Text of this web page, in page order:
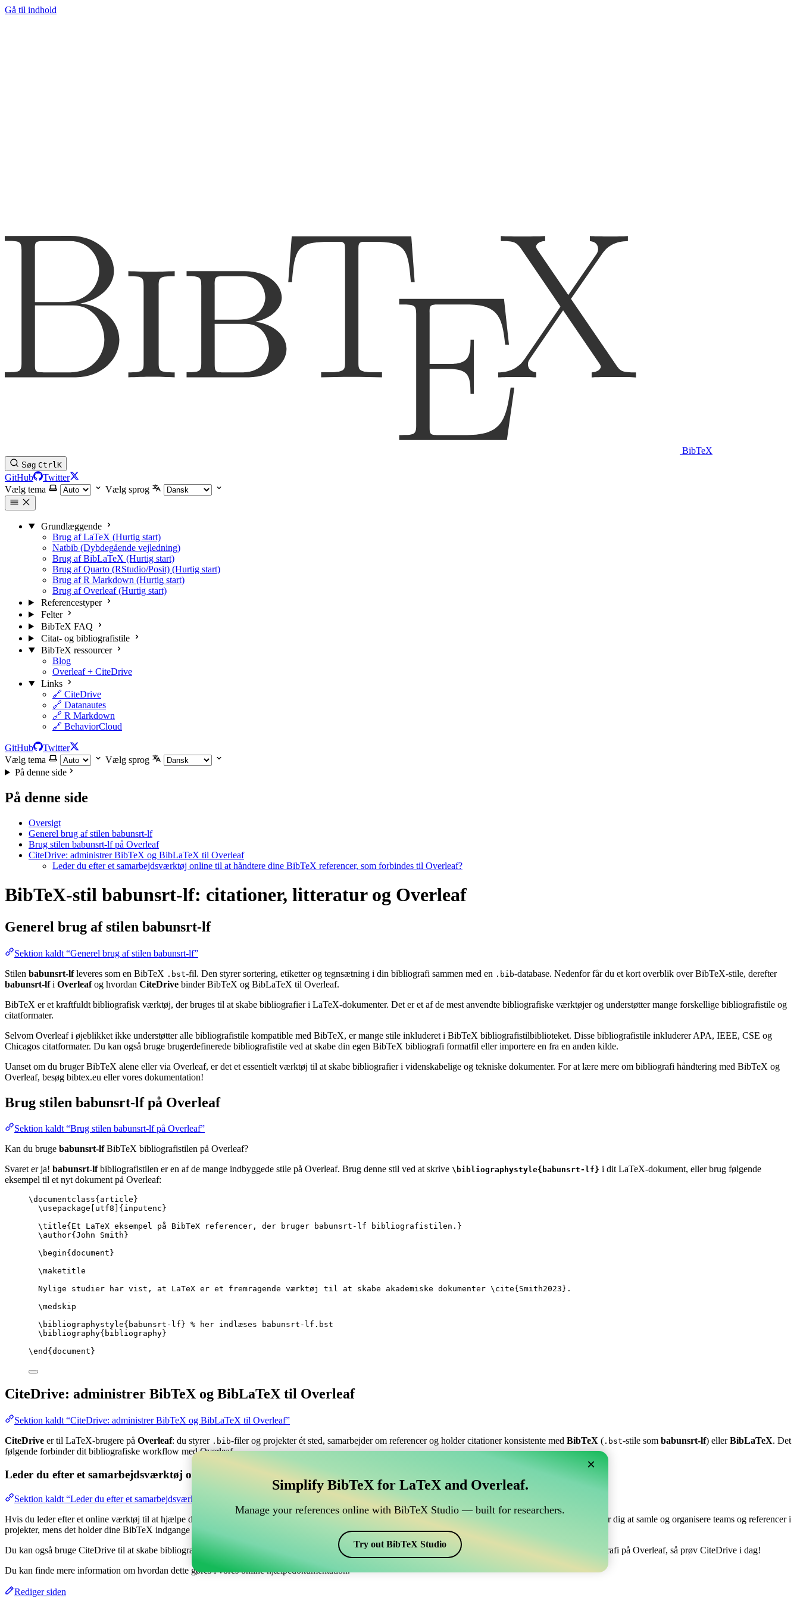
Gå til indhold
BibTeX
Søg CtrlK
GitHub
Twitter
Vælg tema
Vælg sprog
Grundlæggende
Brug af LaTeX (Hurtig start)
Natbib (Dybdegående vejledning)
Brug af BibLaTeX (Hurtig start)
Brug af Quarto (RStudio/Posit) (Hurtig start)
Brug af R Markdown (Hurtig start)
Brug af Overleaf (Hurtig start)
Referencestyper
Felter
BibTeX FAQ
Citat- og bibliografistile
BibTeX ressourcer
Blog
Overleaf + CiteDrive
Links
🔗 CiteDrive
🔗 Datanautes
🔗 R Markdown
🔗 BehaviorCloud
GitHub
Twitter
Vælg tema
Vælg sprog
På denne side
På denne side
Oversigt
Generel brug af stilen babunsrt-lf
Brug stilen babunsrt-lf på Overleaf
CiteDrive: administrer BibTeX og BibLaTeX til Overleaf
Leder du efter et samarbejdsværktøj online til at håndtere dine BibTeX referencer, som forbindes til Overleaf?
BibTeX-stil babunsrt-lf: citationer, litteratur og Overleaf
Generel brug af stilen babunsrt-lf
Sektion kaldt “Generel brug af stilen babunsrt-lf”
Stilen babunsrt-lfleveres som en BibTeX .bst-fil. Den styrer sortering, etiketter og tegnsætning i din bibliografi sammen med en .bib-database. Nedenfor får du et kort overblik over BibTeX-stile, derefter
babunsrt-lfi Overleafog hvordan CiteDrive binder BibTeX og BibLaTeX til Overleaf.
BibTeX er et kraftfuldt bibliografisk værktøj, der bruges til at skabe bibliografier i LaTeX-dokumenter. Det er et af de mest anvendte bibliografiske værktøjer og understøtter mange forskellige bibliografistile og
citatformater.
Selvom Overleaf i øjeblikket ikke understøtter alle bibliografistile kompatible med BibTeX, er mange stile inkluderet i BibTeX bibliografistilbiblioteket. Disse bibliografistile inkluderer APA, IEEE, CSE og
Chicagos citatformater. Du kan også bruge brugerdefinerede bibliografistile ved at skabe din egen BibTeX bibliografi formatfil eller importere en fra en anden kilde.
Uanset om du bruger BibTeX alene eller via Overleaf, er det et essentielt værktøj til at skabe bibliografier i videnskabelige og tekniske dokumenter. For at lære mere om bibliografi håndtering med BibTeX og
Overleaf, besøg bibtex.eu eller vores dokumentation!
Brug stilen babunsrt-lfpå Overleaf
Sektion kaldt “Brug stilen babunsrt-lf på Overleaf”
Kan du bruge babunsrt-lfBibTeX bibliografistilen på Overleaf?
Svaret er ja! babunsrt-lfbibliografistilen er en af de mange indbyggede stile på Overleaf. Brug denne stil ved at skrive \bibliographystyle{babunsrt-lf} i dit LaTeX-dokument, eller brug følgende
eksempel til et nyt dokument på Overleaf:
\documentclass{ article }
\usepackage
utf8 ]{ inputenc }
\title{Et LaTeX eksempel på BibTeX referencer, der bruger babunsrt-lf bibliografistilen.}
\author{John Smith}
\begin{ document }
\maketitle
Nylige studier har vist, at LaTeX er et fremragende værktøj til at skabe akademiske dokumenter \cite{ Smith2023 }.
\medskip
\bibliographystyle{babunsrt-lf} % her indlæses babunsrt-lf.bst
\bibliography{bibliography}
\end { document }
CiteDrive: administrer BibTeX og BibLaTeX til Overleaf
Sektion kaldt “CiteDrive: administrer BibTeX og BibLaTeX til Overleaf”
CiteDrive er til LaTeX-brugere på Overleaf: du styrer .bib-filer og projekter ét sted, samarbejder om referencer og holder citationer konsistente med BibTeX ( .bst-stile som babunsrt-lf) ellerBibLaTeX. Det
følgende forbinder dit bibliografiske workflow med Overleaf.
Leder du efter et samarbejdsværktøj online til at håndtere dine BibTeX referencer, som forbindes til Overleaf?
Sektion kaldt “Leder du efter et samarbejdsværktøj online til at håndtere dine BibTeX referencer, som forbindes til Overleaf?”
Hvis du leder efter et online værktøj til at hjælpe dig med at håndtere dine referencer, citater og bibliografi på Overleaf, så kan CiteDrive være perfekt! Det tillader dig at samle og organisere teams og referencer i
projekter, mens det holder dine BibTeX indgange opdateret i dit Overleaf projekt.
Du kan også bruge CiteDrive til at skabe bibliografier og citater i forskellige stile, inklusiv babunsrt-lf. Så hvis du leder efter en nem måde at håndtere din bibliografi på Overleaf, så prøv CiteDrive i dag!
Du kan finde mere information om hvordan dette gøres i vores online hjælpedokumentation.
Rediger siden
×
Simplify BibTeX for LaTeX and Overleaf.
Manage your references online with BibTeX Studio — built for researchers.
Try out BibTeX Studio